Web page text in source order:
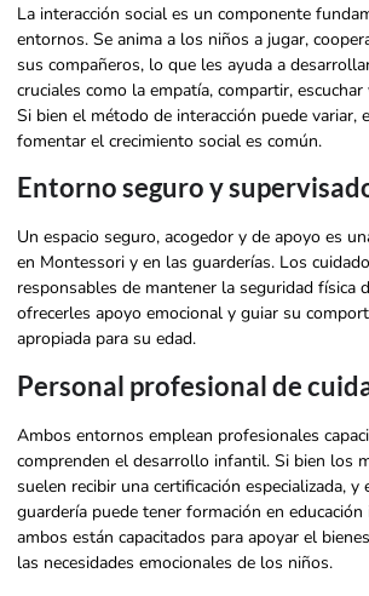
La interacción social es un componente
entornos. Se anima a los niños a jugar,
sus compañeros, lo que les ayuda a
cruciales como la empatía, compartir,
Si bien el método de interacción puede variar,
fomentar el crecimiento social es común.
Entorno seguro y
Un espacio seguro, acogedor y de apoyo es
en Montessori y en las guarderías. Los
responsables de mantener la seguridad física
ofrecerles apoyo emocional y guiar su
apropiada para su edad.
Personal profesional de
Ambos entornos emplean profesionales
comprenden el desarrollo infantil. Si bien los
suelen recibir una certificación especializada, y
guardería puede tener formación en
ambos están capacitados para apoyar el
las necesidades emocionales de los niños.